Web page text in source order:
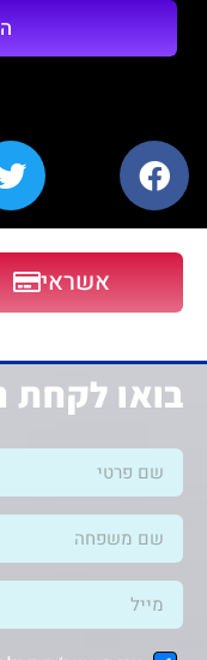
אשראי
בואו לקחת